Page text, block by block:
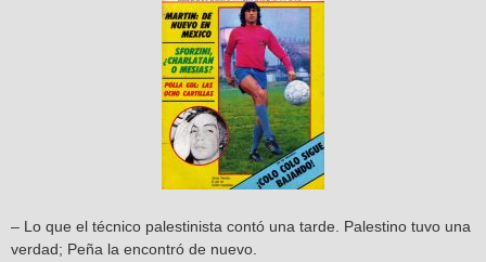
– Lo que el técnico palestinista contó una tarde. Palestino tuvo una
verdad; Peña la encontró de nuevo.